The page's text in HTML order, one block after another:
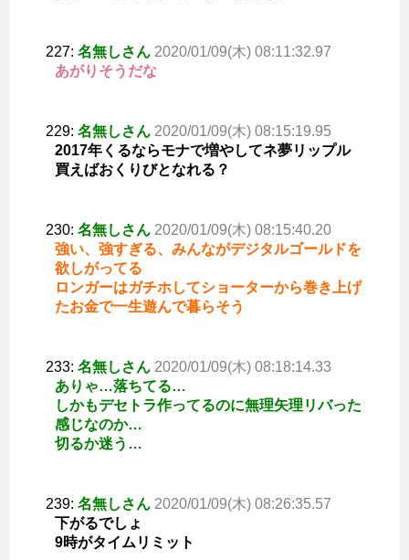
227: 名無しさん 2020/01/09(木) 08:11:32.97
あがりそうだな
229: 名無しさん 2020/01/09(木) 08:15:19.95
2017年くるならモナで増やしてネ夢リップル
買えばおくりびとなれる？
230: 名無しさん 2020/01/09(木) 08:15:40.20
強い、強すぎる、みんながデジタルゴールドを
欲しがってる
ロンガーはガチホしてショーターから巻き上げ
たお金で一生遊んで暮らそう
233: 名無しさん 2020/01/09(木) 08:18:14.33
ありゃ…落ちてる…
しかもデセトラ作ってるのに無理矢理リバった
感じなのか…
切るか迷う…
239: 名無しさん 2020/01/09(木) 08:26:35.57
下がるでしょ
9時がタイムリミット